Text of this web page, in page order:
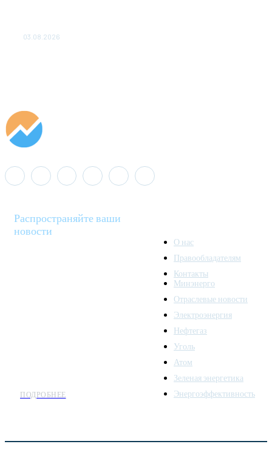
03.08.2026
Распространяйте ваши
новости
ПОДРОБНЕЕ
О нас
Правообладателям
Контакты
Минэнерго
Отраслевые новости
Электроэнергия
Нефтегаз
Уголь
Атом
Зеленая энергетика
Энергоэффективность